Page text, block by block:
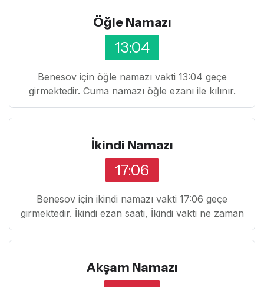
Öğle Namazı
13:04
Benesov için öğle namazı vakti 13:04 geçe
girmektedir. Cuma namazı öğle ezanı ile kılınır.
İkindi Namazı
17:06
Benesov için ikindi namazı vakti 17:06 geçe
girmektedir. İkindi ezan saati, İkindi vakti ne zaman
Akşam Namazı